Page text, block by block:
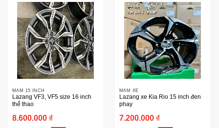
MÂM 15 INCH
Lazang VF3, VF5 size 16 inch
thể thao
8.600.000 ₫
MÂM XE
Lazang xe Kia Rio 15 inch đen
phay
7.200.000 ₫